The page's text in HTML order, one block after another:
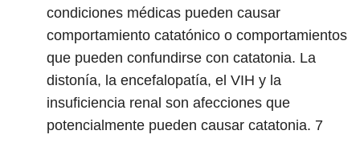
condiciones médicas pueden causar
comportamiento catatónico o comportamientos
que pueden confundirse con catatonia. La
distonía, la encefalopatía, el VIH y la
insuficiencia renal son afecciones que
potencialmente pueden causar catatonia. 7